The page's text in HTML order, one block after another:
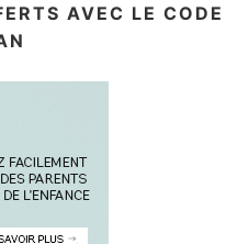
AVEC LE CODE